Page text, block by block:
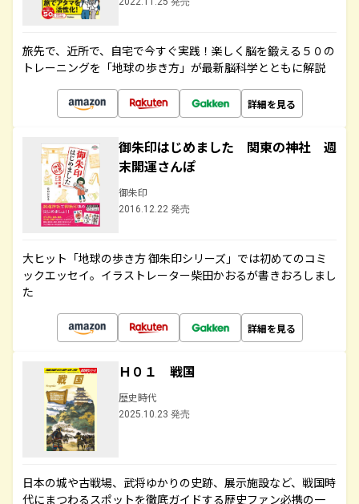
旅先で、近所で、自宅で今すぐ実践！楽しく脳を鍛える５０の
トレーニングを「地球の歩き方」が最新脳科学とともに解説
詳細を見る
御朱印はじめました 関東の神社 週
末開運さんぽ
御朱印
2016.12.22 発売
大ヒット「地球の歩き方 御朱印シリーズ」では初めてのコミ
ックエッセイ。イラストレーター柴田かおるが書きおろしまし
た
詳細を見る
Ｈ０１ 戦国
歴史時代
2025.10.23 発売
日本の城や古戦場、武将ゆかりの史跡、展示施設など、戦国時
代にまつわるスポットを徹底ガイドする歴史ファン必携の一